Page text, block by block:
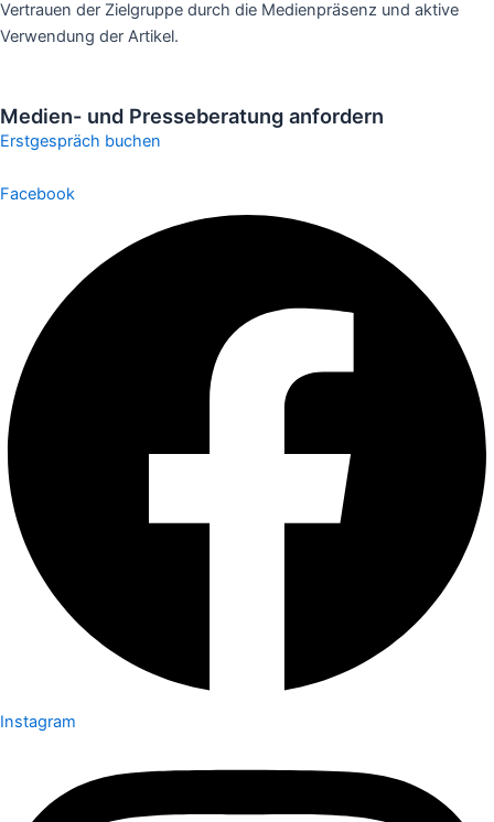
Vertrauen der Zielgruppe durch die Medienpräsenz und aktive
Verwendung der Artikel.
Medien- und Presseberatung anfordern
Erstgespräch buchen
Facebook
Instagram